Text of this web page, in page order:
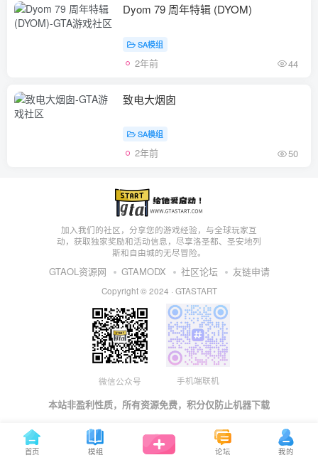
Dyom 79 周年特辑 (DYOM)
SA模组
2年前 44
致电大烟囱
SA模组
2年前 50
加入我们的社区，分享您的游戏经验，与全球玩家互
动，获取独家奖励和活动信息，尽享洛圣都、圣安地列
斯和自由城的无尽冒险。
GTAOL资源网 GTAMODX 社区论坛 友链申请
Copyright © 2024 · GTASTART
微信公众号 手机端联机
本站非盈利性质，所有资源免费，积分仅防止机器下载
首页 模组 论坛 我的